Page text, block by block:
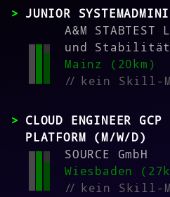
JUNIOR
A&M
und
Mainz (20km)
//kein Skill-
CLOUD ENGINEER GCP
PLATFORM (M/W/D)
SOURCE GmbH
Wiesbaden
//kein Skill-